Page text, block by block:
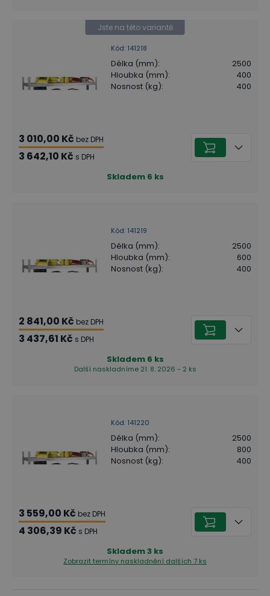
Kód: 141218
Jste na této variantě
Délka (mm):
2500
Hloubka (mm):
400
Nosnost (kg): 400
3 010,00 Kč bez DPH
3 642,10 Kč s DPH
Skladem 6 ks
Kód: 141219
Délka (mm):
2500
Hloubka (mm):
600
Nosnost (kg): 400
2 841,00 Kč bez DPH
3 437,61 Kč s DPH
Skladem 6 ks
Další naskladníme 21. 8. 2026 - 2 ks
Kód: 141220
Délka (mm):
2500
Hloubka (mm):
800
Nosnost (kg): 400
3 559,00 Kč bez DPH
4 306,39 Kč s DPH
Skladem3 ks
Zobrazit termíny naskladnění dalších 7 ks